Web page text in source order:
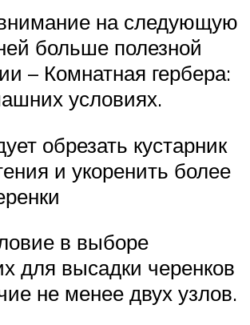
на следующую
больше полезной
– Комнатная гербера:
условиях.
обрезать кустарник
и укоренить более
в выборе
для высадки черенков
не менее двух узлов.